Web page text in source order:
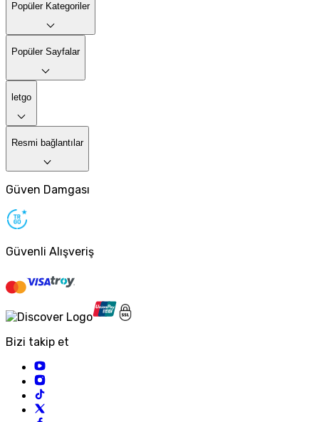
Popüler Kategoriler
Popüler Sayfalar
letgo
Resmi bağlantılar
Güven Damgası
Güvenli Alışveriş
Bizi takip et